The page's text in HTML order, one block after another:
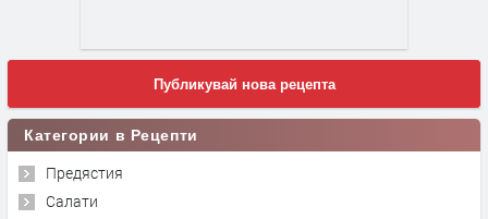
Публикувай нова рецепта
Категории в Рецепти
Предястия
Салати